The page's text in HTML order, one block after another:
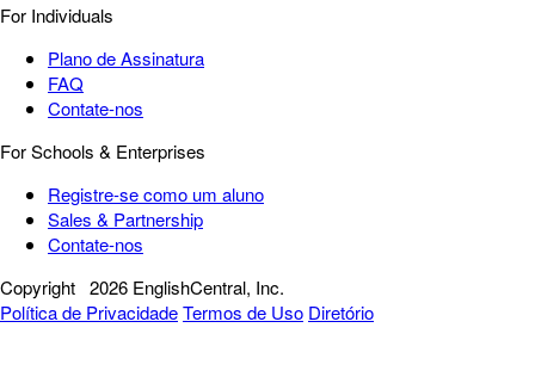
For Individuals
Plano de Assinatura
FAQ
Contate-nos
For Schools & Enterprises
Registre-se como um aluno
Sales & Partnership
Contate-nos
Copyright 2026 EnglishCentral, Inc.
Política de PrivacidadeTermos de Uso Diretório